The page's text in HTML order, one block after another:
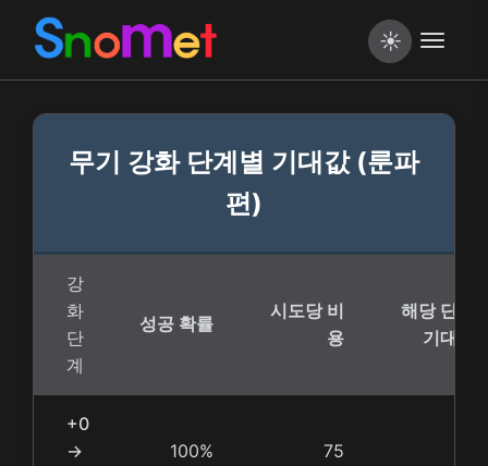
☀️
무기 강화 단계별 기대값 (룬파
편)
강
화
단
계
성공 확률
시도당 비
용
해당 단계
기대값
+0
→
100% 75